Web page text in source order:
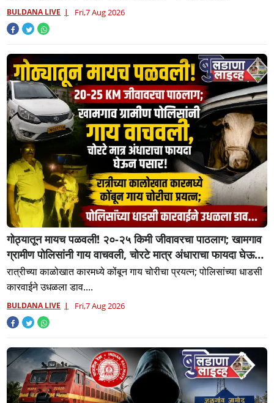
BULDANA LIVE Fri,7 Aug 2026
गोठ्यातून मायच पळवली! २०-२५ किमी जीवावरचा पाठलाग; खामगाव
ग्रामीण पोलिसांनी गाय वाचवली, चोरटे मात्र अंधाराचा फायदा घेऊन
पसार!
रात्रीच्या काळोखात कारमध्ये कोंबून गाय चोरीचा प्रयत्न; पोलिसांच्या धाडसी
कारवाईने उधळला डाव....
BULDANA LIVE Fri,7 Aug 2026